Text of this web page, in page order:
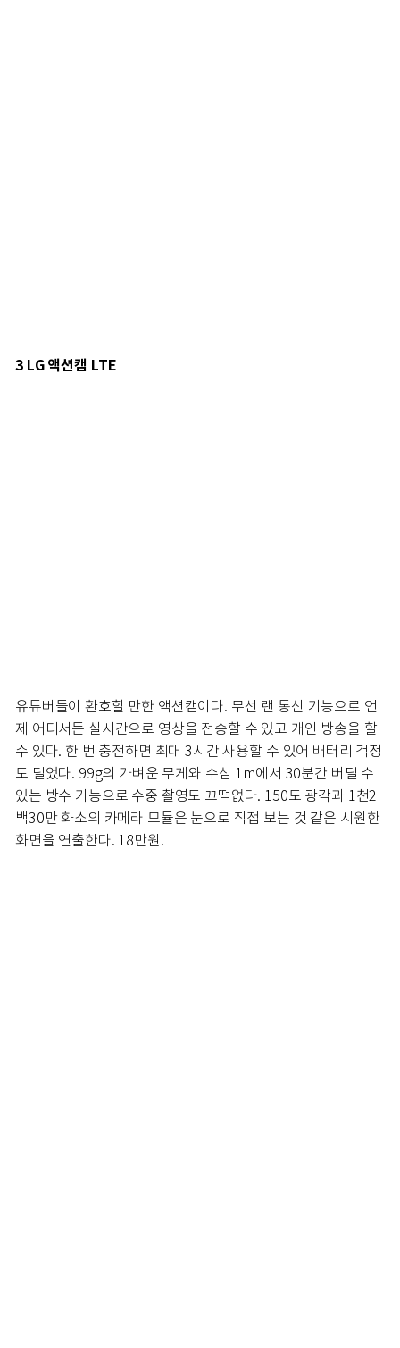
3 LG 액션캠 LTE
유튜버들이 환호할 만한 액션캠이다. 무선 랜 통신 기능으로 언
제 어디서든 실시간으로 영상을 전송할 수 있고 개인 방송을 할
수 있다. 한 번 충전하면 최대 3시간 사용할 수 있어 배터리 걱정
도 덜었다. 99g의 가벼운 무게와 수심 1m에서 30분간 버틸 수
있는 방수 기능으로 수중 촬영도 끄떡없다. 150도 광각과 1천2
백30만 화소의 카메라 모듈은 눈으로 직접 보는 것 같은 시원한
화면을 연출한다. 18만원.